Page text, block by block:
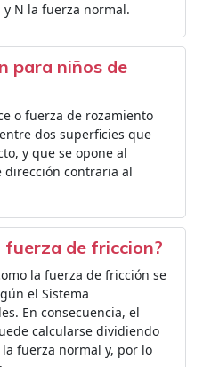
N la fuerza normal.
para niños de
o fuerza de rozamiento
dos superficies que
y que se opone al
dirección contraria al
fuerza de friccion?
la fuerza de fricción se
el Sistema
En consecuencia, el
calcularse dividiendo
fuerza normal y, por lo